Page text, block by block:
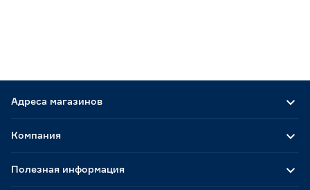
Адреса магазинов
Компания
Полезная информация